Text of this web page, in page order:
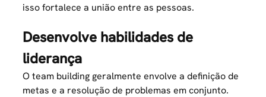
isso fortalece a união entre as pessoas.
Desenvolve habilidades de
liderança
O team building geralmente envolve a definição de
metas e a resolução de problemas em conjunto.